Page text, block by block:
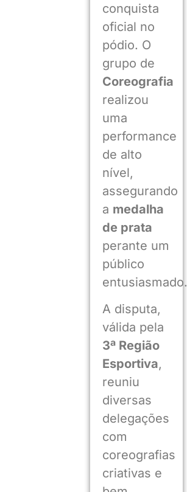
conquista
oficial no
pódio. O
grupo de
Coreografia
realizou
uma
performance
de alto
nível,
assegurando
a medalha
de prata
perante um
público
entusiasmado.
A disputa,
válida pela
3ª Região
Esportiva,
reuniu
diversas
delegações
com
coreografias
criativas e